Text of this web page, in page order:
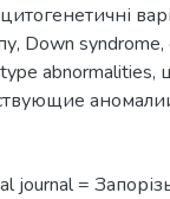
цитогенетичні
, Down syndrome,
abnormalities,
journal =